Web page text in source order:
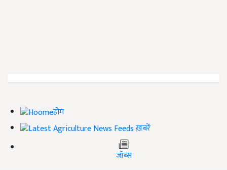
होम
ख़बरें
जॉब्स